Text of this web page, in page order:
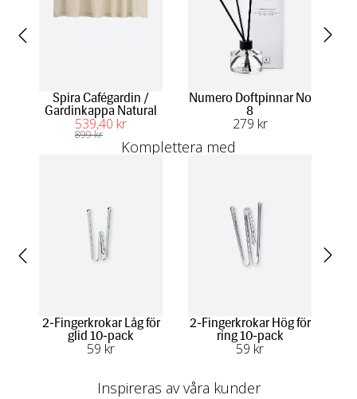
Spira Cafégardin /
Gardinkappa Natural
539,40 kr
899 kr
Numero Doftpinnar No
8
279 kr
Komplettera med
2-Fingerkrokar Låg för
glid 10-pack
59 kr
2-Fingerkrokar Hög för
ring 10-pack
59 kr
Inspireras av våra kunder